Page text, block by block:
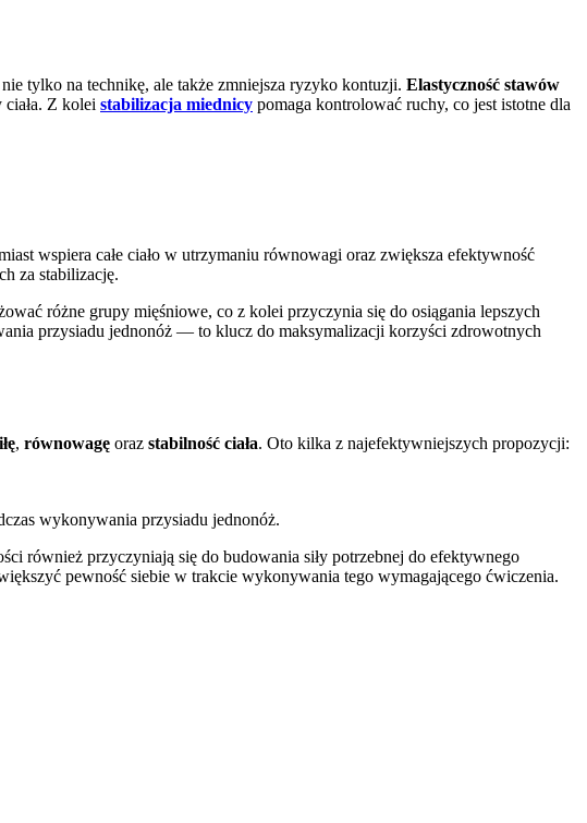
tylko na technikę, ale także zmniejsza ryzyko kontuzji. Elastyczność stawów
Z kolei stabilizacja miednicy pomaga kontrolować ruchy, co jest istotne dla
wspiera całe ciało w utrzymaniu równowagi oraz zwiększa efektywność
za stabilizację.
różne grupy mięśniowe, co z kolei przyczynia się do osiągania lepszych
przysiadu jednonóż — to klucz do maksymalizacji korzyści zdrowotnych
, równowagę oraz stabilność ciała. Oto kilka z najefektywniejszych propozycji:
wykonywania przysiadu jednonóż.
również przyczyniają się do budowania siły potrzebnej do efektywnego
pewność siebie w trakcie wykonywania tego wymagającego ćwiczenia.